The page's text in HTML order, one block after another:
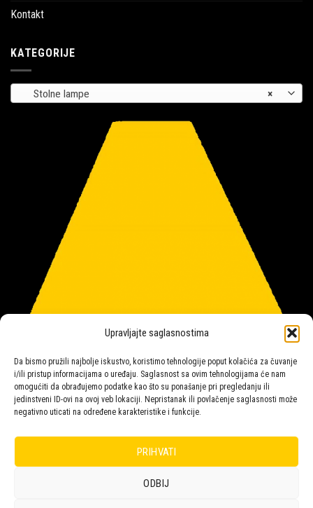
Upravljajte saglasnostima
Da bismo pružili najbolje iskustvo, koristimo tehnologije poput kolačića za čuvanje
i/ili pristup informacijama o uređaju. Saglasnost sa ovim tehnologijama će nam
omogućiti da obrađujemo podatke kao što su ponašanje pri pregledanju ili
jedinstveni ID-ovi na ovoj veb lokaciji. Nepristanak ili povlačenje saglasnosti može
negativno uticati na određene karakteristike i funkcije.
PRIHVATI
ODBIJ
Kontakt
KATEGORIJE
×
Stolne lampe